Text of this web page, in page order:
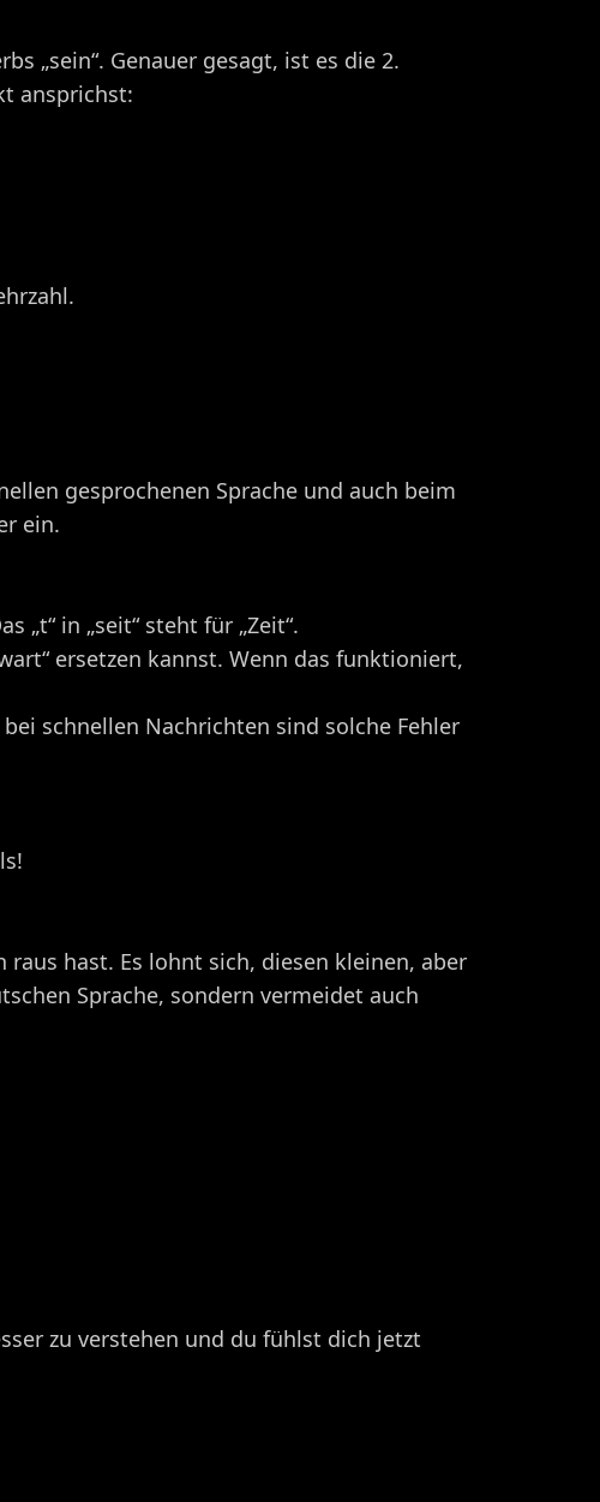
„sein“. Genauer gesagt, ist es die 2.
ansprichst:
gesprochenen Sprache und auch beim
ein.
„t“ in „seit“ steht für „Zeit“.
ersetzen kannst. Wenn das funktioniert,
schnellen Nachrichten sind solche Fehler
raus hast. Es lohnt sich, diesen kleinen, aber
Sprache, sondern vermeidet auch
zu verstehen und du fühlst dich jetzt